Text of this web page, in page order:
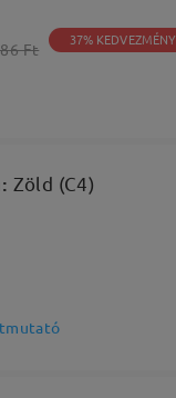
Ft 37% KEDVEZMÉNY
: Zöld (C4)